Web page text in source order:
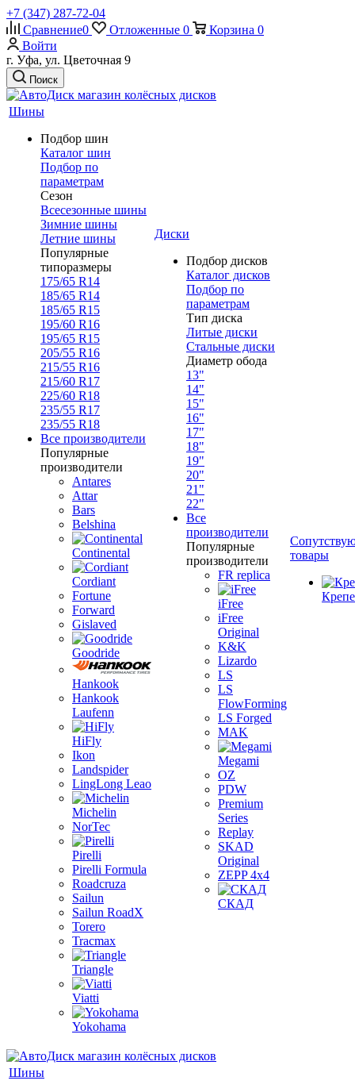
+7 (347) 287-72-04
Сравнение0 Отложенные 0 Корзина 0
Войти
г. Уфа, ул. Цветочная 9
Поиск
Шины
Подбор шин
Каталог шин
Подбор по
параметрам
Сезон
Всесезонные шины
Зимние шины
Летние шины
Популярные
типоразмеры
175/65 R14
185/65 R14
185/65 R15
195/60 R16
195/65 R15
205/55 R16
215/55 R16
215/60 R17
225/60 R18
235/55 R17
235/55 R18
Все производители
Популярные
производители
Antares
Attar
Bars
Belshina
Continental
Cordiant
Fortune
Forward
Gislaved
Goodride
Hankook
Hankook
Laufenn
HiFly
Ikon
Landspider
LingLong Leao
Michelin
NorTec
Pirelli
Pirelli Formula
Roadcruza
Sailun
Sailun RoadX
Torero
Tracmax
Triangle
Viatti
Yokohama
Диски
Подбор дисков
Каталог дисков
Подбор по
параметрам
Тип диска
Литые диски
Стальные диски
Диаметр обода
13"
14"
15"
16"
17"
18"
19"
20"
21"
22"
Все
производители
Популярные
производители
FR replica
iFree
iFree
Original
K&K
Lizardo
LS
LS
FlowForming
LS Forged
MAK
Megami
OZ
PDW
Premium
Series
Replay
SKAD
Original
ZEPP 4x4
СКАД
товары
Шины